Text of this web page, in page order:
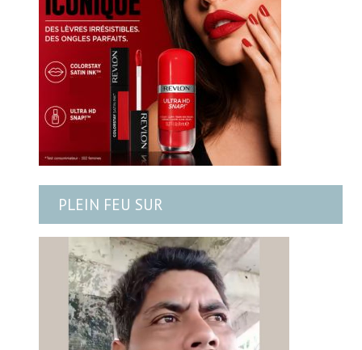
PLEIN FEU SUR